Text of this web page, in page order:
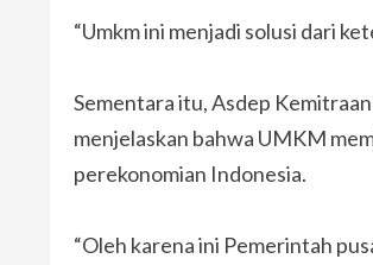
“Umkm ini menjadi solusi dari
Sementara itu, Asdep
menjelaskan bahwa UMKM
perekonomian Indonesia.
“Oleh karena ini Pemerintah